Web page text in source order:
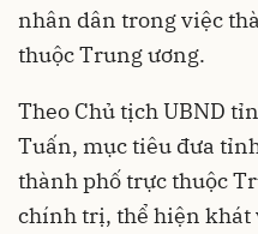
nhân dân trong việc
thuộc Trung ương.
Theo Chủ tịch UBND
Tuấn, mục tiêu đưa
thành phố trực thuộc
chính trị, thể hiện khát